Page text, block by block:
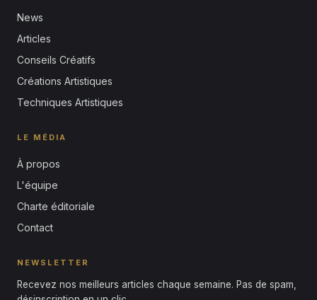
News
Articles
Conseils Créatifs
Créations Artistiques
Techniques Artistiques
LE MÉDIA
À propos
L'équipe
Charte éditoriale
Contact
NEWSLETTER
Recevez nos meilleurs articles chaque semaine. Pas de spam,